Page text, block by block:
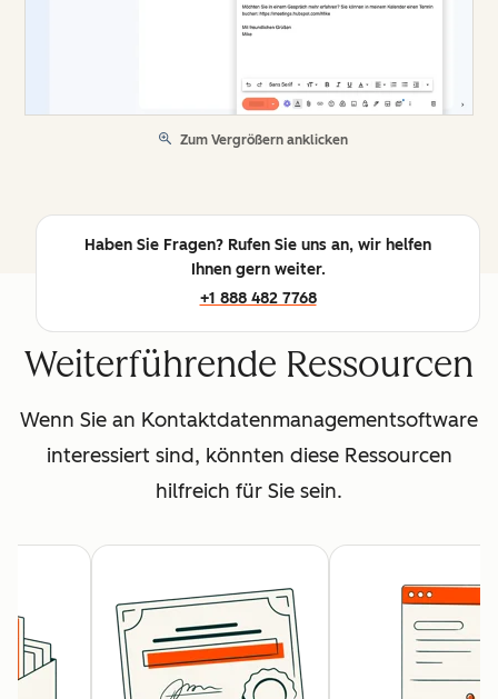
Zum Vergrößern anklicken
Haben Sie Fragen? Rufen Sie uns an, wir helfen
Ihnen gern weiter.
+1 888 482 7768
Weiterführende Ressourcen
Wenn Sie an Kontaktdatenmanagementsoftware
interessiert sind, könnten diese Ressourcen
hilfreich für Sie sein.